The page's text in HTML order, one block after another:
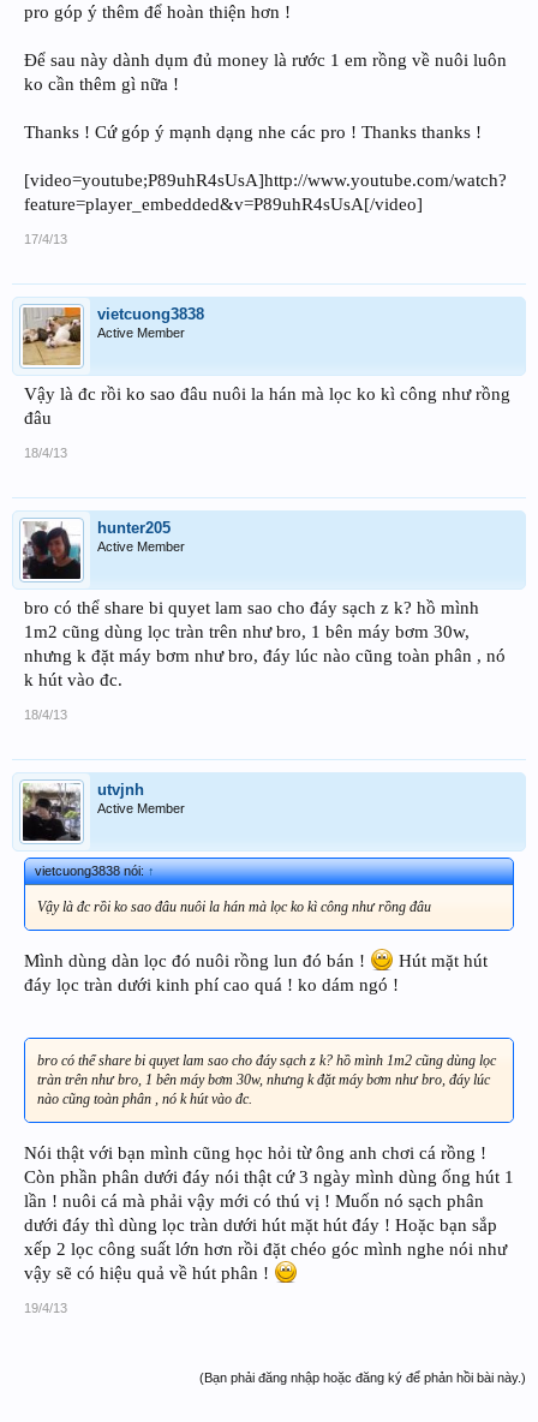
pro góp ý thêm để hoàn thiện hơn !
Để sau này dành dụm đủ money là rước 1 em rồng về nuôi luôn
ko cần thêm gì nữa !
Thanks ! Cứ góp ý mạnh dạng nhe các pro ! Thanks thanks !
[video=youtube;P89uhR4sUsA]http://www.youtube.com/watch?
feature=player_embedded&v=P89uhR4sUsA[/video]
17/4/13
vietcuong3838
Active Member
Vậy là đc rồi ko sao đâu nuôi la hán mà lọc ko kì công như rồng
đâu
18/4/13
hunter205
Active Member
bro có thể share bi quyet lam sao cho đáy sạch z k? hồ mình
1m2 cũng dùng lọc tràn trên như bro, 1 bên máy bơm 30w,
nhưng k đặt máy bơm như bro, đáy lúc nào cũng toàn phân , nó
k hút vào đc.
18/4/13
utvjnh
Active Member
vietcuong3838 nói:↑
Vậy là đc rồi ko sao đâu nuôi la hán mà lọc ko kì công như rồng đâu
Mình dùng dàn lọc đó nuôi rồng lun đó bán !
Hút mặt hút
đáy lọc tràn dưới kinh phí cao quá ! ko dám ngó !
bro có thể share bi quyet lam sao cho đáy sạch z k? hồ mình 1m2 cũng dùng lọc
tràn trên như bro, 1 bên máy bơm 30w, nhưng k đặt máy bơm như bro, đáy lúc
nào cũng toàn phân , nó k hút vào đc.
Nói thật với bạn mình cũng học hỏi từ ông anh chơi cá rồng !
Còn phần phân dưới đáy nói thật cứ 3 ngày mình dùng ống hút 1
lần ! nuôi cá mà phải vậy mới có thú vị ! Muốn nó sạch phân
dưới đáy thì dùng lọc tràn dưới hút mặt hút đáy ! Hoặc bạn sắp
xếp 2 lọc công suất lớn hơn rồi đặt chéo góc mình nghe nói như
vậy sẽ có hiệu quả về hút phân !
19/4/13
(Bạn phải đăng nhập hoặc đăng ký để phản hồi bài này.)